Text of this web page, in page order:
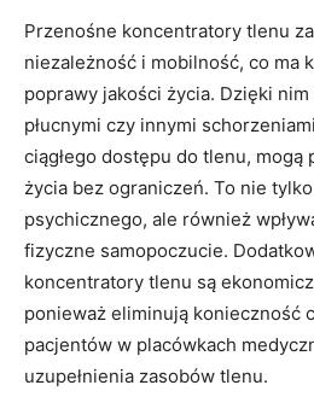
Przenośne koncentratory tlenu
niezależność​ i mobilność, ⁤co ma
poprawy jakości życia. Dzięki‍
płucnymi czy⁤ innymi
ciągłego dostępu do tlenu,
życia⁢ bez ograniczeń. To nie
psychicznego, ale ⁢również
fizyczne samopoczucie.​
koncentratory tlenu są
ponieważ ⁤eliminują ‌konieczność
pacjentów w placówkach
uzupełnienia zasobów tlenu.